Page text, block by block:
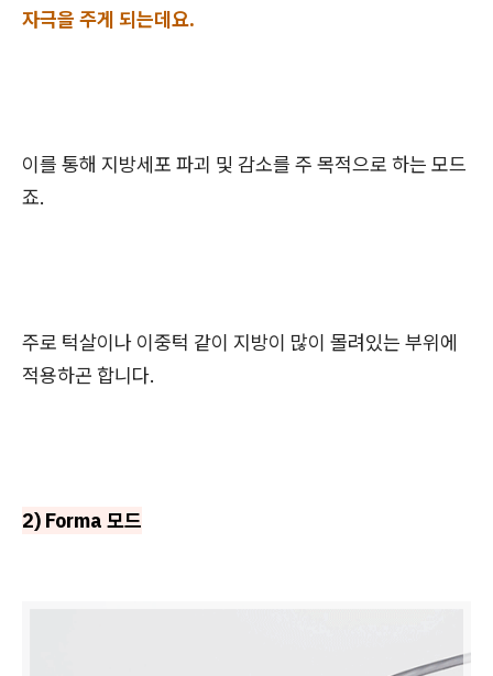
자극을 주게 되는데요.
이를 통해 지방세포 파괴 및 감소를 주 목적으로 하는 모드
죠.
주로 턱살이나 이중턱 같이 지방이 많이 몰려있는 부위에
적용하곤 합니다.
2) Forma 모드